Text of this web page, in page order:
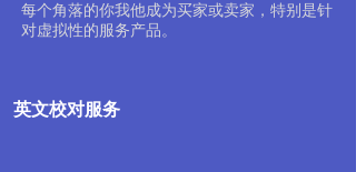
每个角落的你我他成为买家或卖家，特别是针
对虚拟性的服务产品。
英文校对服务